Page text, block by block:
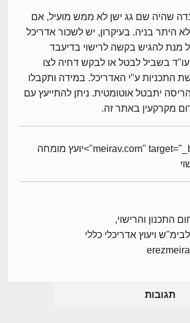
שהיה שם גג ישן לא ממש מועיל, אם
היתר בניה. בעיקרון, יש לשכור אדריכל
מנת להגיש בקשה לרישוי בדיעבד
בשביל לבטל או לבקש דחיה לצו
התכניות ע"י האדריכל. במידה ותקבלו
יתבטל אוטומטית. ניתן להתייעץ עם
מקרקעין באתר זה.
ארז מירב -meirav.com" target="_blank">יועץ מומחה
התכנון והרישוי,
ויעוץ אדריכלי כללי
תגובות